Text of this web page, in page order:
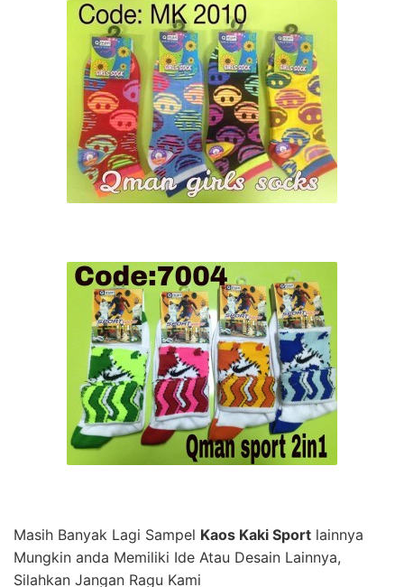
Masih Banyak Lagi Sampel Kaos Kaki Sport lainnya
Mungkin anda Memiliki Ide Atau Desain Lainnya,
Silahkan Jangan Ragu Kami